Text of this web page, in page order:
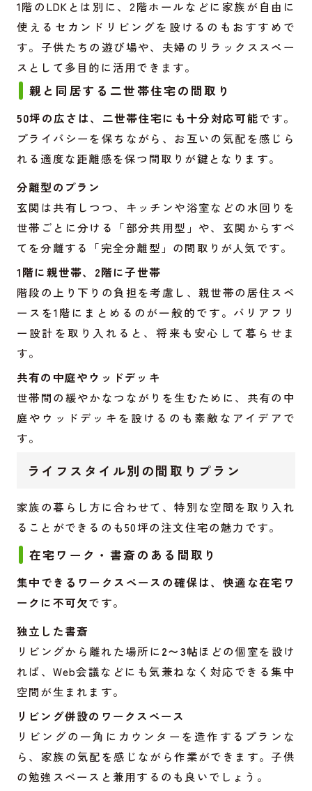
1階のLDKとは別に、2階ホールなどに家族が自由に
使えるセカンドリビングを設けるのもおすすめで
す。子供たちの遊び場や、夫婦のリラックススペー
スとして多目的に活用できます。
親と同居する二世帯住宅の間取り
50坪の広さは、二世帯住宅にも十分対応可能です。
プライバシーを保ちながら、お互いの気配を感じら
れる適度な距離感を保つ間取りが鍵となります。
分離型のプラン
玄関は共有しつつ、キッチンや浴室などの水回りを
世帯ごとに分ける「部分共用型」や、玄関からすべ
てを分離する「完全分離型」の間取りが人気です。
1階に親世帯、2階に子世帯
階段の上り下りの負担を考慮し、親世帯の居住スペ
ースを1階にまとめるのが一般的です。バリアフリ
ー設計を取り入れると、将来も安心して暮らせま
す。
共有の中庭やウッドデッキ
世帯間の緩やかなつながりを生むために、共有の中
庭やウッドデッキを設けるのも素敵なアイデアで
す。
ライフスタイル別の間取りプラン
家族の暮らし方に合わせて、特別な空間を取り入れ
ることができるのも50坪の注文住宅の魅力です。
在宅ワーク・書斎のある間取り
集中できるワークスペースの確保は、快適な在宅ワ
ークに不可欠です。
独立した書斎
リビングから離れた場所に2〜3帖ほどの個室を設け
れば、Web会議などにも気兼ねなく対応できる集中
空間が生まれます。
リビング併設のワークスペース
リビングの一角にカウンターを造作するプランな
ら、家族の気配を感じながら作業ができます。子供
の勉強スペースと兼用するのも良いでしょう。